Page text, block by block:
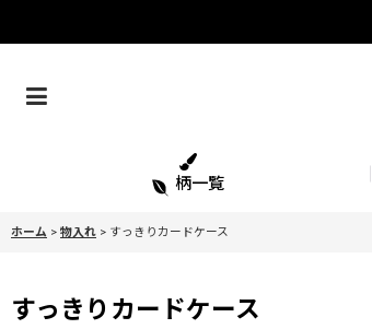
柄一覧
ホーム > 物入れ > すっきりカードケース
すっきりカードケース